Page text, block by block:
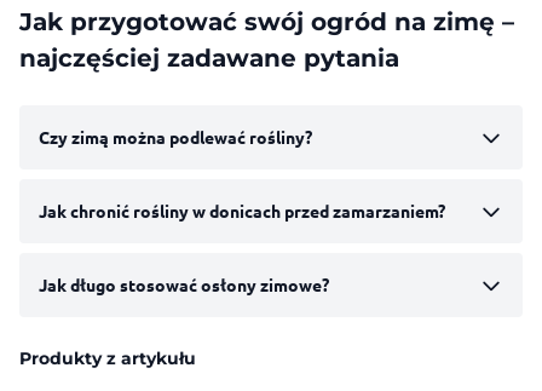
Jak przygotować swój ogród na zimę –
najczęściej zadawane pytania
Czy zimą można podlewać rośliny?
Jak chronić rośliny w donicach przed zamarzaniem?
Jak długo stosować osłony zimowe?
Produkty z artykułu